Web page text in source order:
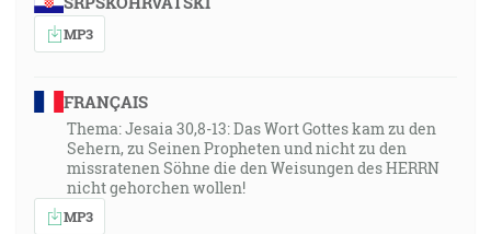
MP3
FRANÇAIS
Thema: Jesaia 30,8-13: Das Wort Gottes kam zu den
Sehern, zu Seinen Propheten und nicht zu den
missratenen Söhne die den Weisungen des HERRN
nicht gehorchen wollen!
MP3